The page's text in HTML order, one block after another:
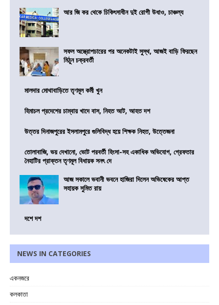
আর জি কর থেকে চিকিৎসাধীন দুই রোগী উধাও, চাঞ্চল্য
সফল অস্ত্রোপচারের পর অনেকটাই সুস্থ, আজই বাড়ি ফিরছেন
মিঠুন চক্রবর্তী
মালদার মোথাবাড়িতে তৃণমূল কর্মী খুন
হিমাচল প্রদেশের চাম্বায় খাদে বাস, নিহত আট, আহত দশ
উত্তর দিনাজপুরের ইসলামপুরে গুলিবিদ্ধ হয়ে শিক্ষক নিহত, উত্তেজনা
তোলাবাজি, ভয় দেখানো, ভোট পরবর্তী হিংসা-সহ একাধিক অভিযোগ, গ্রেফতার
নৈহাটির প্রাক্তন তৃণমূল বিধায়ক সনৎ দে
আজ সকালে ভবানী ভবনে হাজিরা দিলেন অভিষেকের আপ্ত
সহায়ক সুমিত রায়
দশে দশ
NEWS IN CATEGORIES
একনজরে
কলকাতা